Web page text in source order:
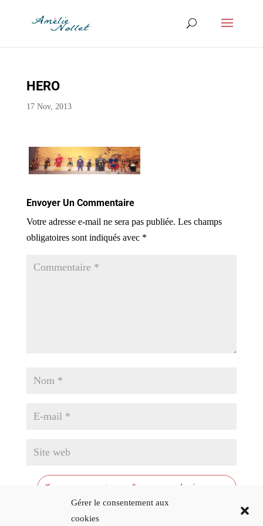
Gérer le consentement aux
cookies
HERO
17 Nov, 2013
Envoyer Un Commentaire
Votre adresse e-mail ne sera pas publiée. Les champs
obligatoires sont indiqués avec *